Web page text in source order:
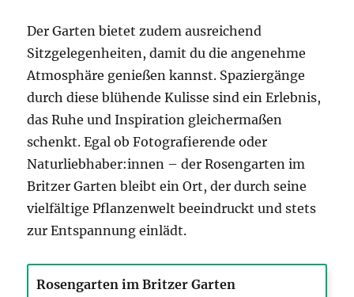
Der Garten bietet zudem ausreichend
Sitzgelegenheiten, damit du die angenehme
Atmosphäre genießen kannst. Spaziergänge
durch diese blühende Kulisse sind ein Erlebnis,
das Ruhe und Inspiration gleichermaßen
schenkt. Egal ob Fotografierende oder
Naturliebhaber:innen – der Rosengarten im
Britzer Garten bleibt ein Ort, der durch seine
vielfältige Pflanzenwelt beeindruckt und stets
zur Entspannung einlädt.
Rosengarten im Britzer Garten